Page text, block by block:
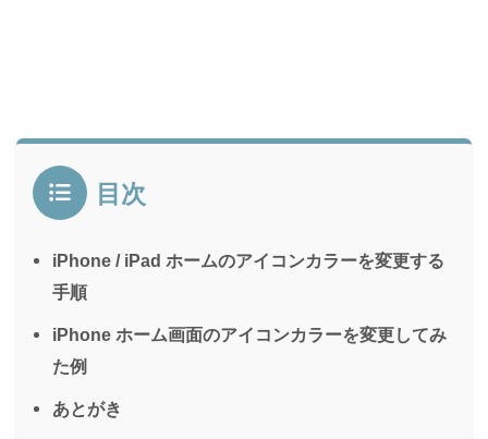
目次
iPhone / iPad ホームのアイコンカラーを変更する
手順
iPhone ホーム画面のアイコンカラーを変更してみ
た例
あとがき